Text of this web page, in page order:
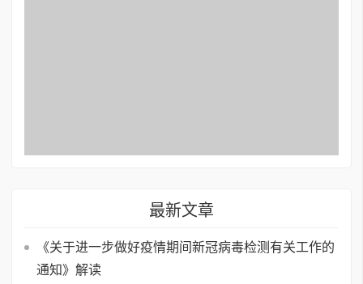
最新文章
《关于进一步做好疫情期间新冠病毒检测有关工作的
通知》解读